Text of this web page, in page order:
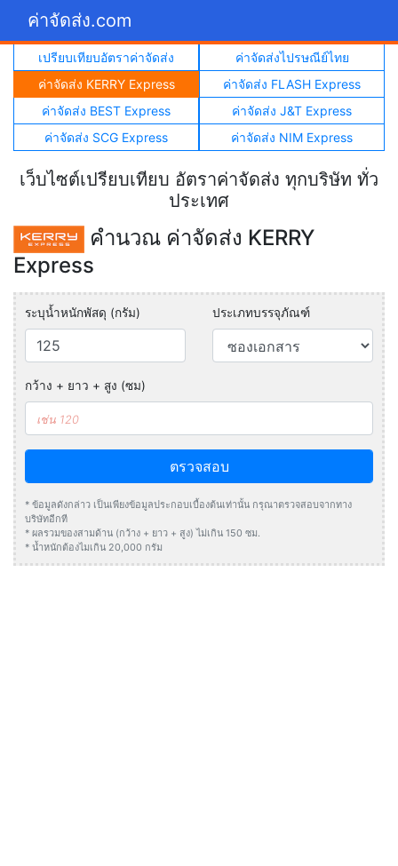
ค่าจัดส่ง.com
เปรียบเทียบอัตราค่าจัดส่ง
ค่าจัดส่งไปรษณีย์ไทย
ค่าจัดส่ง KERRY Express
ค่าจัดส่ง FLASH Express
ค่าจัดส่ง BEST Express
ค่าจัดส่ง J&T Express
ค่าจัดส่ง SCG Express
ค่าจัดส่ง NIM Express
เว็บไซต์เปรียบเทียบ อัตราค่าจัดส่ง ทุกบริษัท ทั่ว
ประเทศ
คำนวณ ค่าจัดส่ง KERRY
Express
ระบุน้ำหนักพัสดุ (กรัม) ประเภทบรรจุภัณฑ์
กว้าง + ยาว + สูง (ซม)
ตรวจสอบ
* ข้อมูลดังกล่าว เป็นเพียงข้อมูลประกอบเบื้องต้นเท่านั้น กรุณาตรวจสอบจากทาง
บริษัทอีกที
* ผลรวมของสามด้าน (กว้าง + ยาว + สูง) ไม่เกิน 150 ซม.
* น้ำหนักต้องไมเกิน 20,000 กรัม